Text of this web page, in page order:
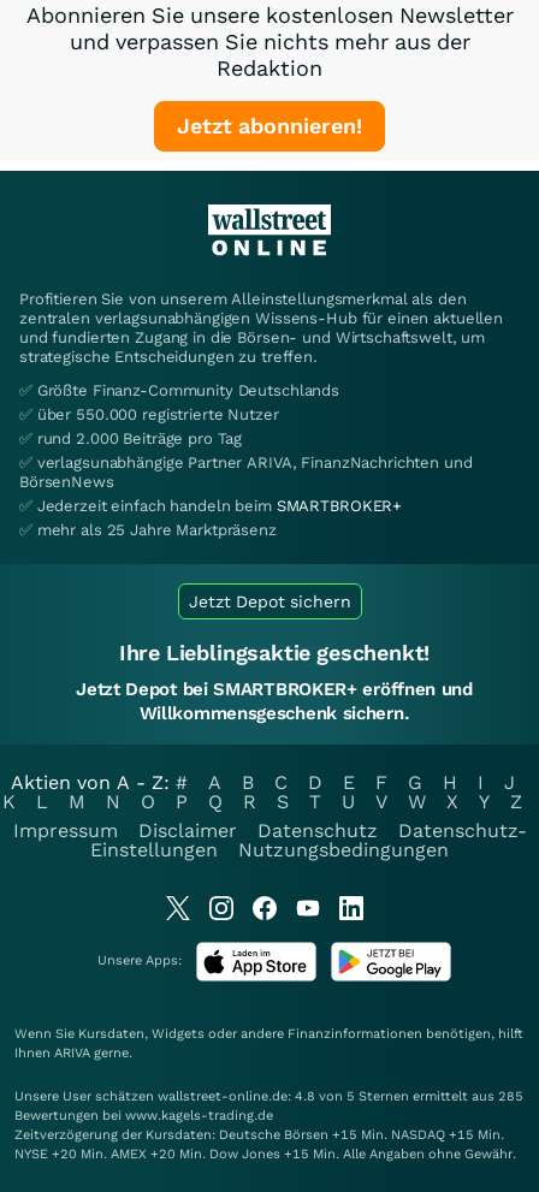
Abonnieren Sie unsere kostenlosen Newsletter
und verpassen Sie nichts mehr aus der
Redaktion
Jetzt abonnieren!
Profitieren Sie von unserem Alleinstellungsmerkmal als den
zentralen verlagsunabhängigen Wissens-Hub für einen aktuellen
und fundierten Zugang in die Börsen- und Wirtschaftswelt, um
strategische Entscheidungen zu treffen.
✅ Größte Finanz-Community Deutschlands
✅ über 550.000 registrierte Nutzer
✅ rund 2.000 Beiträge pro Tag
✅ verlagsunabhängige Partner ARIVA, FinanzNachrichten und
BörsenNews
✅ Jederzeit einfach handeln beim SMARTBROKER+
✅ mehr als 25 Jahre Marktpräsenz
Jetzt Depot sichern
Ihre Lieblingsaktie geschenkt!
Jetzt Depot bei SMARTBROKER+ eröffnen und
Willkommensgeschenk sichern.
Aktien von A - Z: # A B C D E F G H I
J
K
L M N O P Q R S T U V W X Y
Z
Impressum
Disclaimer Datenschutz
Datenschutz-
Einstellungen
Nutzungsbedingungen
Unsere Apps:
Wenn Sie Kursdaten, Widgets oder andere Finanzinformationen benötigen, hilft
Ihnen ARIVA gerne.
Unsere User schätzen wallstreet-online.de: 4.8 von 5 Sternen ermittelt aus 285
Bewertungen bei www.kagels-trading.de
Zeitverzögerung der Kursdaten: Deutsche Börsen +15 Min. NASDAQ +15 Min.
NYSE +20 Min. AMEX +20 Min. Dow Jones +15 Min. Alle Angaben ohne Gewähr.